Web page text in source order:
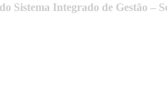
Sistema Integrado de Gestão –